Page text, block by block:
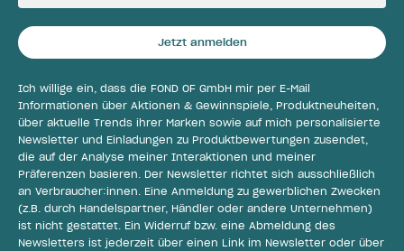
Jetzt anmelden
Ich willige ein, dass die FOND OF GmbH mir per E-Mail
Informationen über Aktionen & Gewinnspiele, Produktneuheiten,
über aktuelle Trends ihrer Marken sowie auf mich personalisierte
Newsletter und Einladungen zu Produktbewertungen zusendet,
die auf der Analyse meiner Interaktionen und meiner
Präferenzen basieren. Der Newsletter richtet sich ausschließlich
an Verbraucher:innen. Eine Anmeldung zu gewerblichen Zwecken
(z.B. durch Handelspartner, Händler oder andere Unternehmen)
ist nicht gestattet. Ein Widerruf bzw. eine Abmeldung des
Newsletters ist jederzeit über einen Link im Newsletter oder über